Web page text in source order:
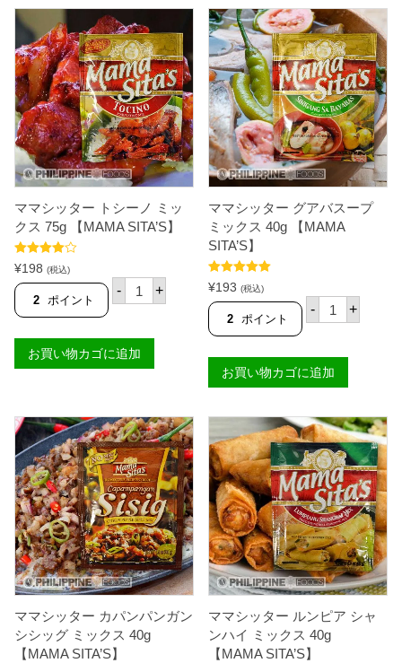
カ
レ
ミ
ッ
ク
ス
（
フ
ィ
リ
ピ
ン
料
の
素
g
【
M
A
S
’
S
】
個
ミ
ッ
ク
ス
5
7
g
【
M
A
M
A
S
T
A
ママシッター トシーノ ミッ
クス 75g 【MAMA SITA’S】
5段階中
4.67 の評価
¥198 (税込)
2 ポイント
-
マ
マ
タ
ー
ト
ノ
ミ
ッ
ク
ス
7
5
g
【
M
A
M
A
S
I
T
A
+
お買い物カゴに追加
ママシッター グアバスープ
ミックス 40g 【MAMA
SITA’S】
5段階中5.00
の評価
¥193 (税込)
2 ポイント
-
マ
マ
タ
ー
グ
バ
ス
ー
プ
ミ
ッ
ク
ス
4
0
g
【
M
M
A
S
+
お買い物カゴに追加
ママシッター カパンパンガン
シシッグ ミックス 40g
【MAMA SITA’S】
ママシッター ルンピア シャ
ンハイ ミックス 40g
【MAMA SITA’S】